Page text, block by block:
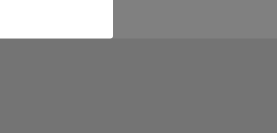
adgangskontrol samt